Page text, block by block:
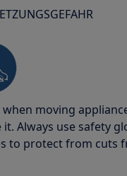
when moving
Always use safety
to protect from cuts